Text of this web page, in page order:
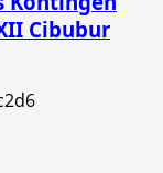
Cibubur